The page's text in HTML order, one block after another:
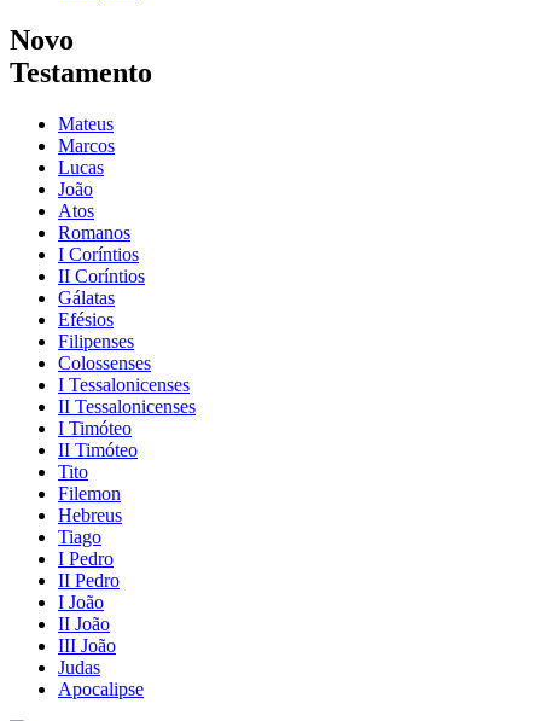
Novo
Testamento
Mateus
Marcos
Lucas
João
Atos
Romanos
I Coríntios
II Coríntios
Gálatas
Efésios
Filipenses
Colossenses
I Tessalonicenses
II Tessalonicenses
I Timóteo
II Timóteo
Tito
Filemon
Hebreus
Tiago
I Pedro
II Pedro
I João
II João
III João
Judas
Apocalipse